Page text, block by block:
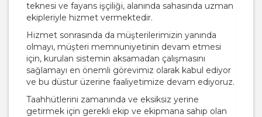
teknesi ve fayans işçiliği, alanında sahasında uzman
ekipleriyle hizmet vermektedir.
Hizmet sonrasında da müşterilerimizin yanında
olmayı, müşteri memnuniyetinin devam etmesi
için, kurulan sistemin aksamadan çalışmasını
sağlamayı en önemli görevimiz olarak kabul ediyor
ve bu düstur üzerine faaliyetimize devam ediyoruz.
Taahhütlerini zamanında ve eksiksiz yerine
getirmek için gerekli ekip ve ekipmana sahip olan